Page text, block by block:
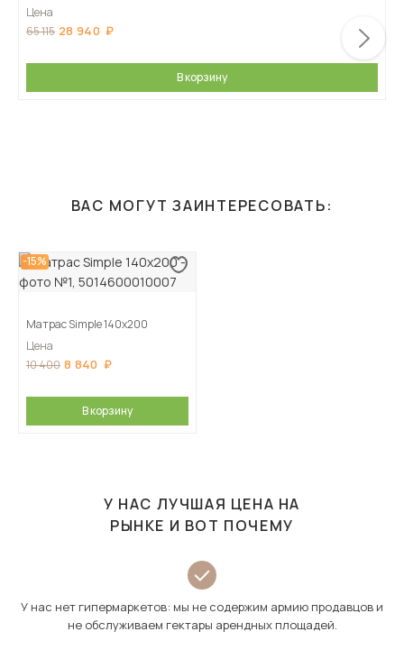
Цена
65 115 28 940
В корзину
ВАС МОГУТ ЗАИНТЕРЕСОВАТЬ:
-15%
Матрас Simple 140х200
Цена
10 400 8 840
В корзину
У НАС ЛУЧШАЯ ЦЕНА НА
РЫНКЕ И ВОТ ПОЧЕМУ
У нас нет гипермаркетов: мы не содержим армию продавцов и
не обслуживаем гектары арендных площадей.